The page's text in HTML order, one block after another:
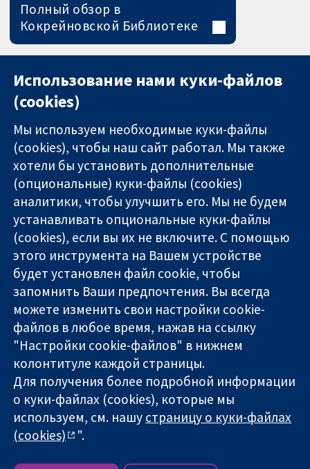
Полный обзор в
Кокрейновской Библиотеке
Надёжные
доказательства
Информированные
решения
Во благо
здоровья
11-13 Cavendish
Square
London
W1G 0AN
United Kingdom
Связаться с
нами
Новости
Пресс-
служба
О нас
Работа
Cochrane
Library
The Cochrane Collaboration is a charity (no. 1045921) and a
company limited by guarantee (no. 03044323) registered in
England & Wales. VAT registration number GB 718 2127 49.
Copyright © 2026 The Cochrane Collaboration
Условия использования веб-сайта|Отказ от
Использование нами куки-файлов
(cookies)
Мы используем необходимые куки-файлы
(cookies), чтобы наш сайт работал. Мы также
хотели бы установить дополнительные
(опциональные) куки-файлы (cookies)
аналитики, чтобы улучшить его. Мы не будем
устанавливать опциональные куки-файлы
(cookies), если вы их не включите. С помощью
этого инструмента на Вашем устройстве
будет установлен файл cookie, чтобы
запомнить Ваши предпочтения. Вы всегда
можете изменить свои настройки cookie-
файлов в любое время, нажав на ссылку
"Настройки cookie-файлов" в нижнем
колонтитуле каждой страницы.
Для получения более подробной информации
о куки-файлах (cookies), которые мы
используем, см. нашу страницу о куки-файлах
(cookies)
".